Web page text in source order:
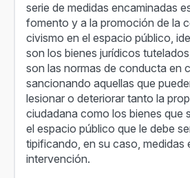
serie de medidas encaminadas
fomento y a la promoción de la
civismo en el espacio público,
son los bienes jurídicos
son las normas de conducta en
sancionando aquellas que
lesionar o deteriorar tanto la
ciudadana como los bienes que
el espacio público que le debe
tipificando, en su caso, medidas
intervención.